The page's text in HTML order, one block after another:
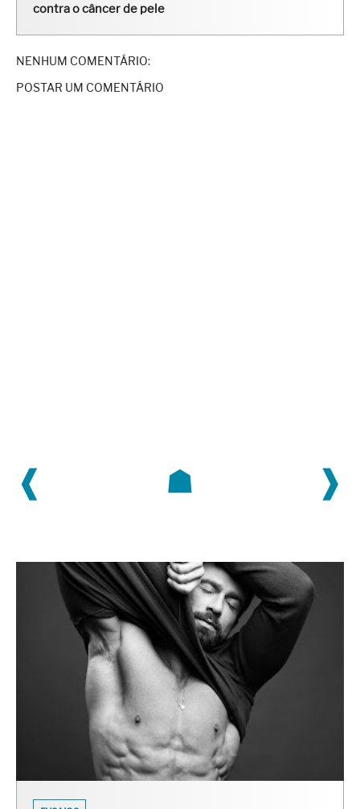
contra o câncer de pele
NENHUM COMENTÁRIO:
POSTAR UM COMENTÁRIO
❰ ❱
☗